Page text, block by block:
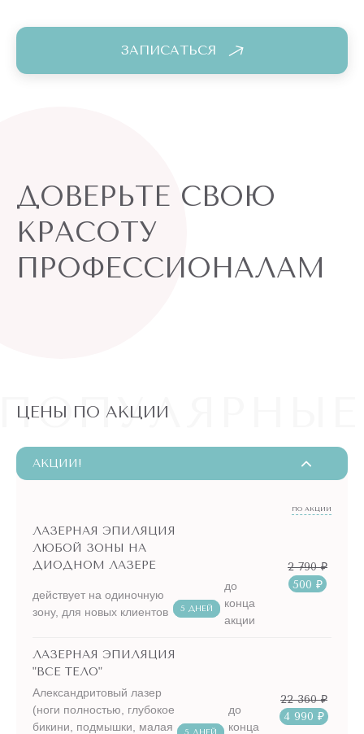
ЗАПИСАТЬСЯ
ДОВЕРЬТЕ СВОЮ
КРАСОТУ
ПРОФЕССИОНАЛАМ
ЦЕНЫ ПО АКЦИИ
АКЦИИ!
ПО АКЦИИ
ЛАЗЕРНАЯ ЭПИЛЯЦИЯ
ЛЮБОЙ ЗОНЫ НА
ДИОДНОМ ЛАЗЕРЕ
действует на одиночную
зону, для новых клиентов
5 ДНЕЙ
до
конца
акции
2 790 ₽
500 ₽
ЛАЗЕРНАЯ ЭПИЛЯЦИЯ
"ВСЕ ТЕЛО"
Александритовый лазер
(ноги полностью, глубокое
бикини, подмышки, малая
до
конца
22 360 ₽
4 990 ₽